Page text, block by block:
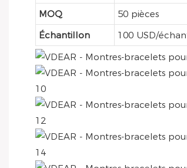
MOQ
50 pièces
Échantillon
100 USD/